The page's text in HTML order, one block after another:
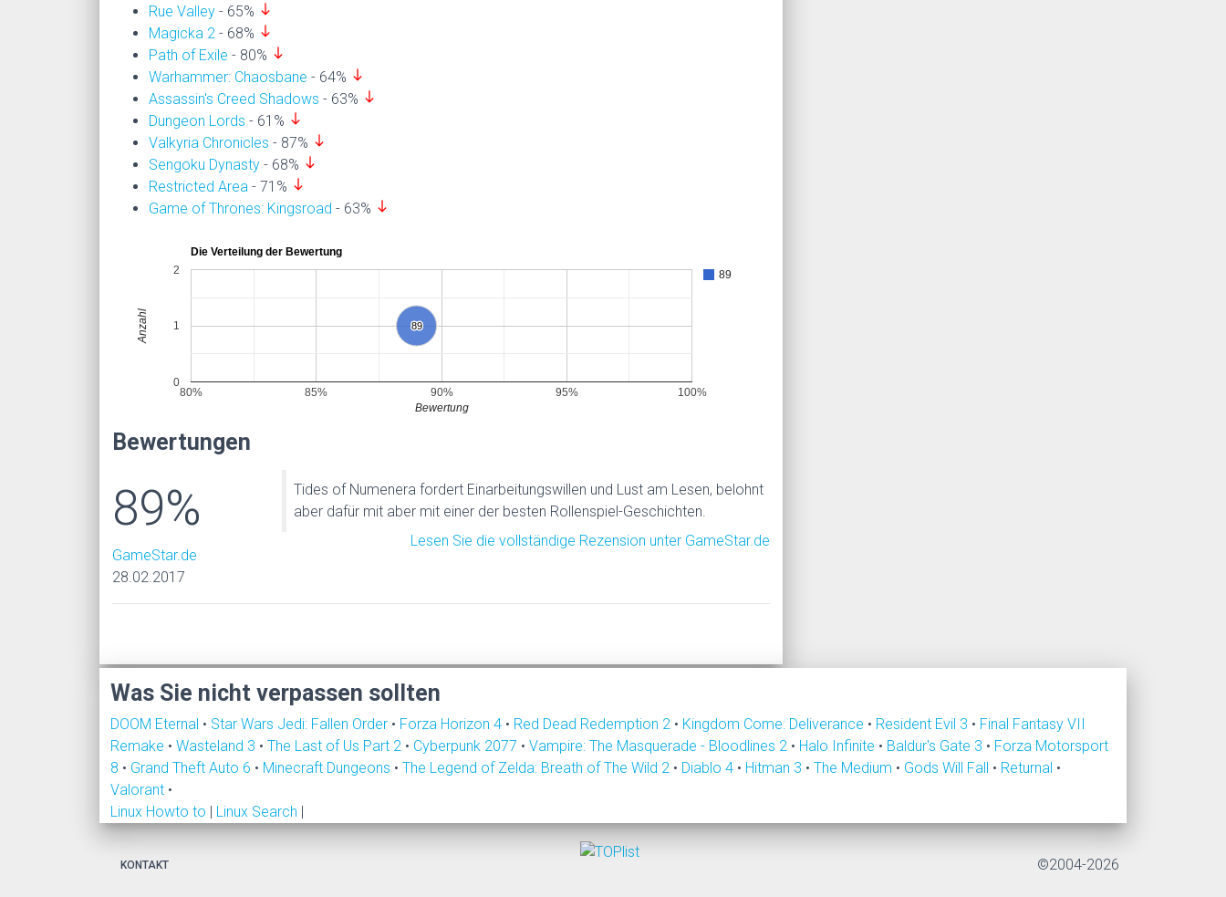
Rue Valley - 65% south
Magicka 2 - 68% south
Path of Exile - 80% south
Warhammer: Chaosbane - 64% south
Assassin's Creed Shadows - 63% south
Dungeon Lords - 61% south
Valkyria Chronicles - 87% south
Sengoku Dynasty - 68% south
Restricted Area - 71% south
Game of Thrones: Kingsroad - 63% south
Die Verteilung der Bewertung
89
89
89
80% 85% 90% 95% 100%
0
1
2
Bewertung
Anzahl
Bewertungen
89%
GameStar.de
28.02.2017
Tides of Numenera fordert Einarbeitungswillen und Lust am Lesen, belohnt
aber dafür mit aber mit einer der besten Rollenspiel-Geschichten.
Lesen Sie die vollständige Rezension unter GameStar.de
Was Sie nicht verpassen sollten
DOOM Eternal • Star Wars Jedi: Fallen Order • Forza Horizon 4 • Red Dead Redemption 2 • Kingdom Come: Deliverance • Resident Evil 3 • Final Fantasy VII
Remake • Wasteland 3 • The Last of Us Part 2 • Cyberpunk 2077 • Vampire: The Masquerade - Bloodlines 2 • Halo Infinite • Baldur's Gate 3 • Forza Motorsport
8 • Grand Theft Auto 6 • Minecraft Dungeons • The Legend of Zelda: Breath of The Wild 2 • Diablo 4 • Hitman 3 • The Medium • Gods Will Fall • Returnal •
Valorant •
Linux Howto to | Linux Search |
KONTAKT ©2004-2026